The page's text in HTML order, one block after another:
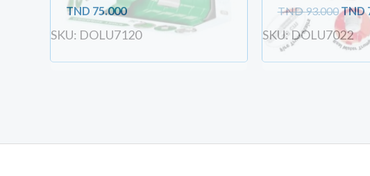
TND 75.000
SKU: DOLU7120
TND93.000TND
SKU: DOLU7022